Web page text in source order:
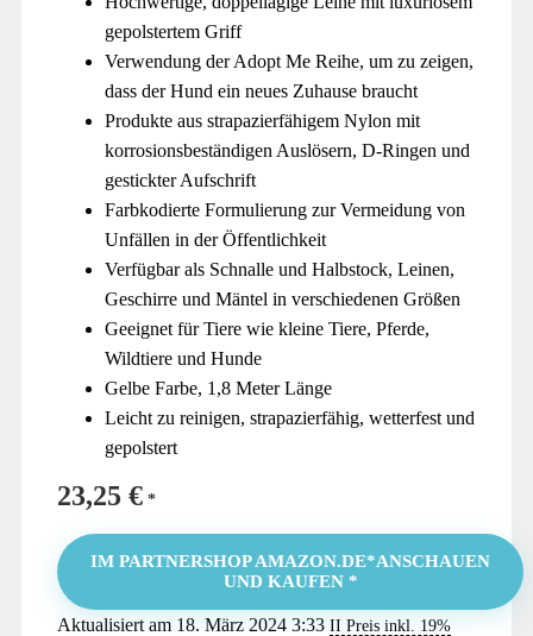
gepolstertem Griff
Verwendung der Adopt Me Reihe, um zu zeigen,
dass der Hund ein neues Zuhause braucht
Produkte aus strapazierfähigem Nylon mit
korrosionsbeständigen Auslösern, D-Ringen und
gestickter Aufschrift
Farbkodierte Formulierung zur Vermeidung von
Unfällen in der Öffentlichkeit
Verfügbar als Schnalle und Halbstock, Leinen,
Geschirre und Mäntel in verschiedenen Größen
Geeignet für Tiere wie kleine Tiere, Pferde,
Wildtiere und Hunde
Gelbe Farbe, 1,8 Meter Länge
Leicht zu reinigen, strapazierfähig, wetterfest und
gepolstert
23,25 €
IM PARTNERSHOP AMAZON.DE*ANSCHAUEN
UND KAUFEN *
Aktualisiert am 18. März 2024 3:33 II Preis inkl. 19%